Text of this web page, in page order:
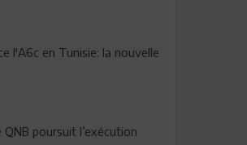
l'A6c en Tunisie: la nouvelle
QNB poursuit l’exécution